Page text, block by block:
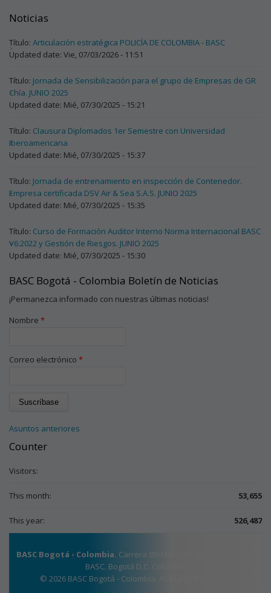
Noticias
Título: Articulación estratégica POLICÍA DE COLOMBIA - BASC
Updated date: Vie, 07/03/2026 - 11:51
Título: Jornada de Sensibilización para el grupo de Empresas de GR
Chía. JUNIO 2025
Updated date: Mié, 07/30/2025 - 15:21
Título: Clausura Diplomados 1er Semestre con Universidad
Iberoamericana
Updated date: Mié, 07/30/2025 - 15:37
Título: Jornada de entrenamiento en inspección de Contenedor.
Empresa certificada DSV Air & Sea S.A.S. JUNIO 2025
Updated date: Mié, 07/30/2025 - 15:35
Título: Curso de Formación Auditor Interno Norma Internacional BASC
V6:2022 y Gestión de Riesgos. JUNIO 2025
Updated date: Mié, 07/30/2025 - 15:30
BASC Bogotá - Colombia Boletín de Noticias
¡Permanezca informado con nuestras últimas noticias!
Nombre *
Correo electrónico *
Asuntos anteriores
Counter
Visitors:
This month: 53,655
This year: 526,487
BASC Bogotá - Colombia. Carrera 85H No. 25F - 30 Edificio Torre
BASC. Bogotá D.C. Colombia
© 2026 BASC Bogotá - Colombia. All Rights Reserved.